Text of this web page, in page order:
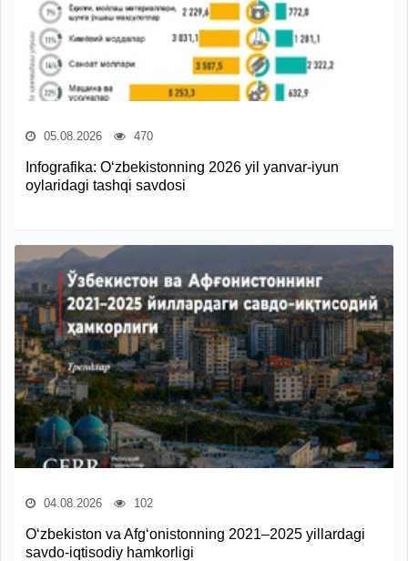
05.08.2026 470
Infografika: O‘zbekistonning 2026 yil yanvar-iyun
oylaridagi tashqi savdosi
04.08.2026 102
O‘zbekiston va Afg‘onistonning 2021–2025 yillardagi
savdo-iqtisodiy hamkorligi